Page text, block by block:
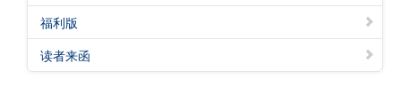
福利版
读者来函